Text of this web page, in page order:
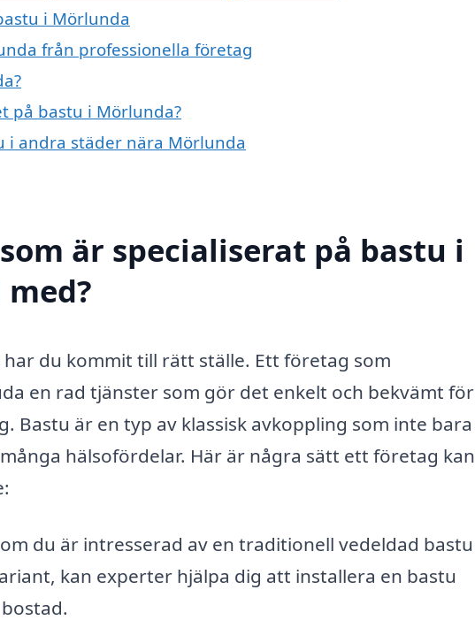
i Mörlunda
från professionella företag
på bastu i Mörlunda?
i andra städer nära Mörlunda
är specialiserat på bastu i
du kommit till rätt ställe. Ett företag som
en rad tjänster som gör det enkelt och bekvämt för
Bastu är en typ av klassisk avkoppling som inte bara
hälsofördelar. Här är några sätt ett företag kan
du är intresserad av en traditionell vedeldad bastu
kan experter hjälpa dig att installera en bastu